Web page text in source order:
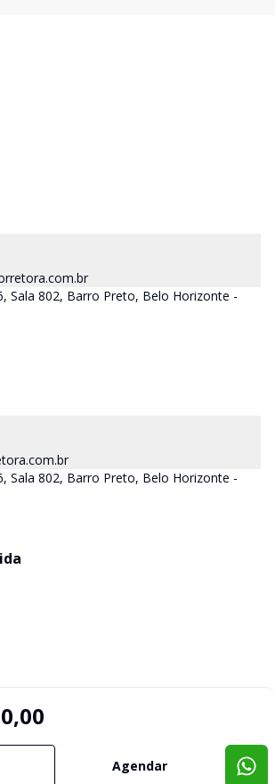
Agendar
Sala 802, Barro Preto, Belo Horizonte -
Sala 802, Barro Preto, Belo Horizonte -
Selo de Tecnologia Loft